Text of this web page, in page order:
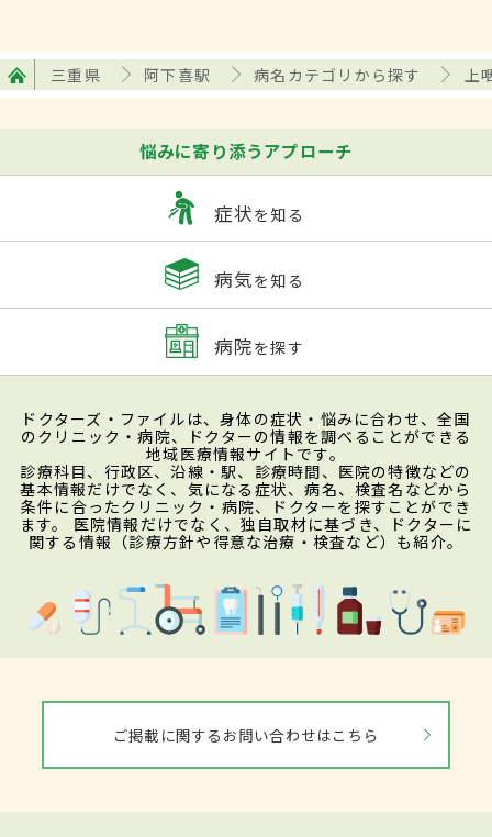
三重県 阿下喜駅 病名カテゴリから探す 上
悩みに寄り添うアプローチ
症状を知る
病気を知る
病院を探す
ドクターズ・ファイルは、身体の症状・悩みに合わせ、全国
のクリニック・病院、ドクターの情報を調べることができる
地域医療情報サイトです。
診療科目、行政区、沿線・駅、診療時間、医院の特徴などの
基本情報だけでなく、気になる症状、病名、検査名などから
条件に合ったクリニック・病院、ドクターを探すことができ
ます。 医院情報だけでなく、独自取材に基づき、ドクターに
関する情報（診療方針や得意な治療・検査など）も紹介。
ご掲載に関するお問い合わせはこちら